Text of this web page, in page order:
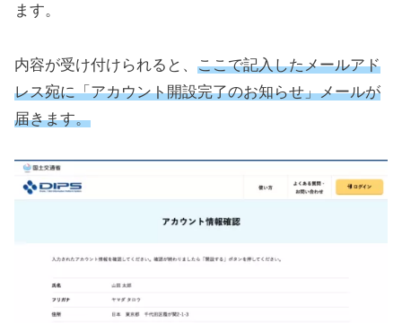
ます。
内容が受け付けられると、 ここで記入したメールアド
レス宛に「アカウント開設完了のお知らせ」メールが
届きます。